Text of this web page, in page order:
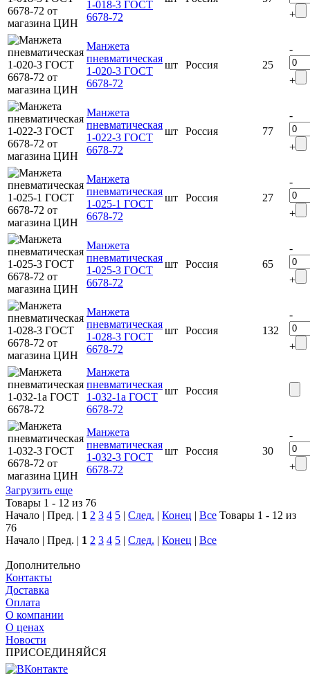
1-018-3 ГОСТ
6678-72
+
Манжета
пневматическая
1-020-3 ГОСТ
6678-72
шт Россия 25
-
+
Манжета
пневматическая
1-022-3 ГОСТ
6678-72
шт Россия 77
-
+
Манжета
пневматическая
1-025-1 ГОСТ
6678-72
шт Россия 27
-
+
Манжета
пневматическая
1-025-3 ГОСТ
6678-72
шт Россия 65
-
+
Манжета
пневматическая
1-028-3 ГОСТ
6678-72
шт Россия 132
-
+
Манжета
пневматическая
1-032-1а ГОСТ
6678-72
шт Россия
Манжета
пневматическая
1-032-3 ГОСТ
6678-72
шт Россия 30
-
+
Загрузить еще
Товары 1 - 12 из 76
Начало | Пред. | 1 2 3 4 5 | След. | Конец | Все Товары 1 - 12 из
76
Начало | Пред. | 1 2 3 4 5 | След. | Конец | Все
Дополнительно
Контакты
Доставка
Оплата
О компании
О ценах
Новости
ПРИСОЕДИНЯЙСЯ